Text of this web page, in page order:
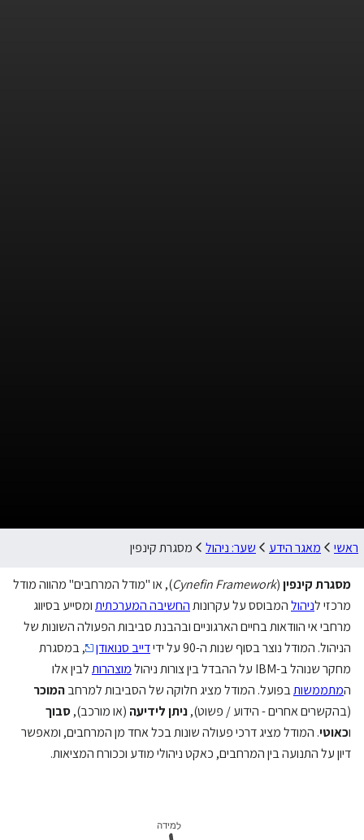
ראשי מאגר הידע שער: ניהול מסגרת קינפין
מסגרת קינפין(
Cynefin Framework), או "מודל המרחבים" מהווה מודל
מרכזי לניהולהמבוסס על עקרונותהחשיבה המערכתיתומסייע בסיווג
מרחבי אי הוודאות בחיים הארגוניים ובהבנת סביבות הפעולה השונות של
הניהול. המודל נוצר בסוף שנות ה-90 על ידי
דייב סנואודן
, במסגרת
מחקר שנוהל ב-IBM על ההבדל בין צורות ניהול
מוצהרותלבין אלו
המתממשותבפועל. המודל מציג חלוקה של הסביבות למרחבהמוכר
(בהקשרים אחרים - הידוע / פשוט),ניתן לידיעה (או מורכב),סבוך
וכאוטי. המודל מציג דרכי פעולה שונות בכל אחד מן המרחבים, ומאפשר
דיון על התנועה בין המרחבים, כאקט ניהולי מודע וככורח המציאות.
למידה